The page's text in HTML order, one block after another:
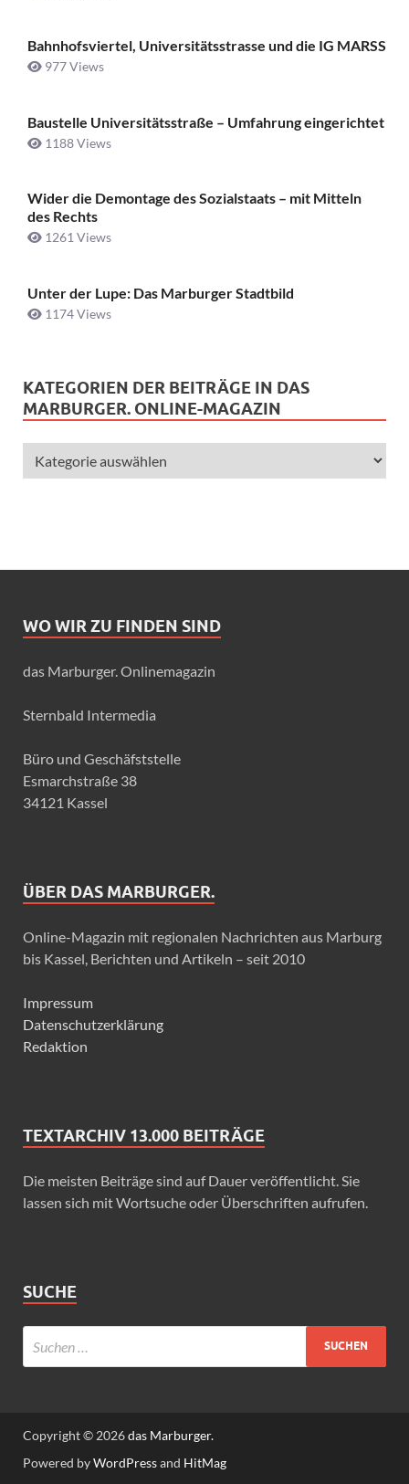
Bahnhofsviertel, Universitätsstrasse und die IG MARSS
977 Views
Baustelle Universitätsstraße ­– Umfahrung eingerichtet
1188 Views
Wider die Demontage des Sozialstaats – mit Mitteln
des Rechts
1261 Views
Unter der Lupe: Das Marburger Stadtbild
1174 Views
KATEGORIEN DER BEITRÄGE IN DAS
MARBURGER. ONLINE-MAGAZIN
WO WIR ZU FINDEN SIND
das Marburger. Onlinemagazin
Sternbald Intermedia
Büro und Geschäfststelle
Esmarchstraße 38
34121 Kassel
ÜBER DAS MARBURGER.
Online-Magazin mit regionalen Nachrichten aus Marburg
bis Kassel, Berichten und Artikeln – seit 2010
Impressum
Datenschutzerklärung
Redaktion
TEXTARCHIV 13.000 BEITRÄGE
Die meisten Beiträge sind auf Dauer veröffentlicht. Sie
lassen sich mit Wortsuche oder Überschriften aufrufen.
SUCHE
Copyright © 2026das Marburger.
Powered byWordPressand HitMag